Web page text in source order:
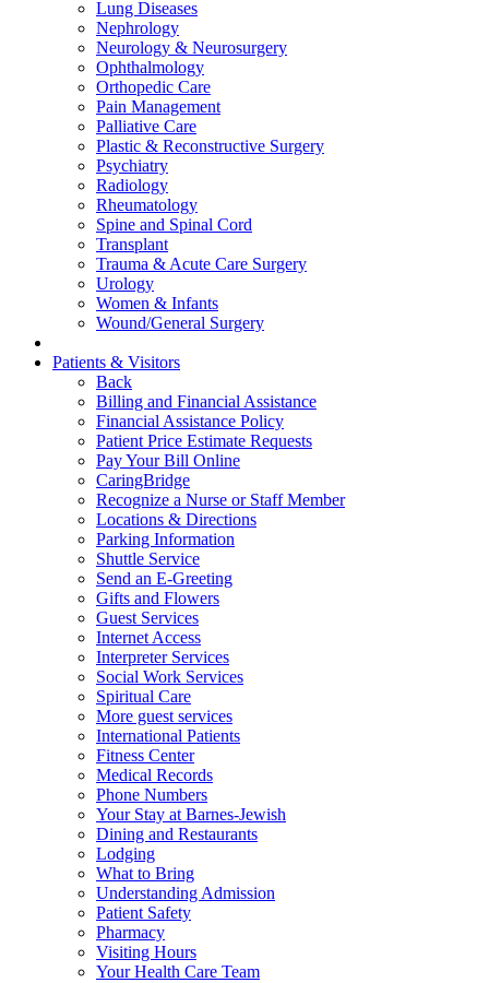
Lung Diseases
Nephrology
Neurology & Neurosurgery
Ophthalmology
Orthopedic Care
Pain Management
Palliative Care
Plastic & Reconstructive Surgery
Psychiatry
Radiology
Rheumatology
Spine and Spinal Cord
Transplant
Trauma & Acute Care Surgery
Urology
Women & Infants
Wound/General Surgery
Patients & Visitors
Back
Billing and Financial Assistance
Financial Assistance Policy
Patient Price Estimate Requests
Pay Your Bill Online
CaringBridge
Recognize a Nurse or Staff Member
Locations & Directions
Parking Information
Shuttle Service
Send an E-Greeting
Gifts and Flowers
Guest Services
Internet Access
Interpreter Services
Social Work Services
Spiritual Care
More guest services
International Patients
Fitness Center
Medical Records
Phone Numbers
Your Stay at Barnes-Jewish
Dining and Restaurants
Lodging
What to Bring
Understanding Admission
Patient Safety
Pharmacy
Visiting Hours
Your Health Care Team